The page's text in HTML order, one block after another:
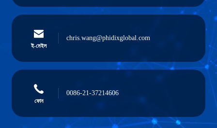
ই-মেইল
chris.wang@phidixglobal.com
ফোন
0086-21-37214606